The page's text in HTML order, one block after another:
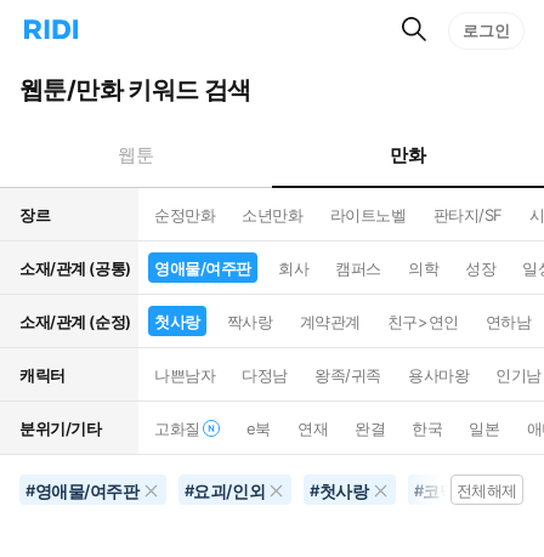
리
홈
으
턴
트
검
로그인
웹툰/만화 키워드 검색
웹툰 만화
장르 순정만화 소년만화 라이트노벨 판타지/SF
소재/관계 (공통) 영애물/여주판 회사 캠퍼스 의학 성장 일
소재/관계 (순정) 첫사랑 짝사랑 계약관계 친구>연인 연하남
캐릭터 나쁜남자 다정남 왕족/귀족 용사마왕 인기남
분위기/기타 고화질 e북 연재 완결 한국 일본
#영애물/여주판 #요괴/인외 #첫사랑 #코믹물전체해제